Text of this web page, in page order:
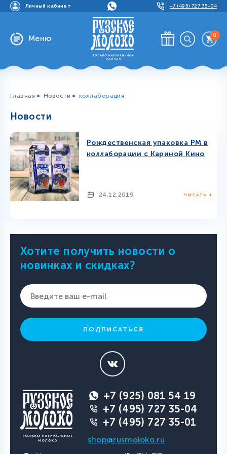
Личный кабинет +7 (495) 727 35-04
Меню 0
Главная Новости коллаборация
Новости
Рождественская упаковка РМ в
коллаборации с Кариной Кино
24.12.2019 ЧИТАТЬ
+7 (925) 081 54 19
+7 (495) 727 35-04
+7 (495) 727 35-01
shop@rusmoloko.ru
Хотите получить новости о
новинках и скидках?
ПОДПИСАТЬСЯ